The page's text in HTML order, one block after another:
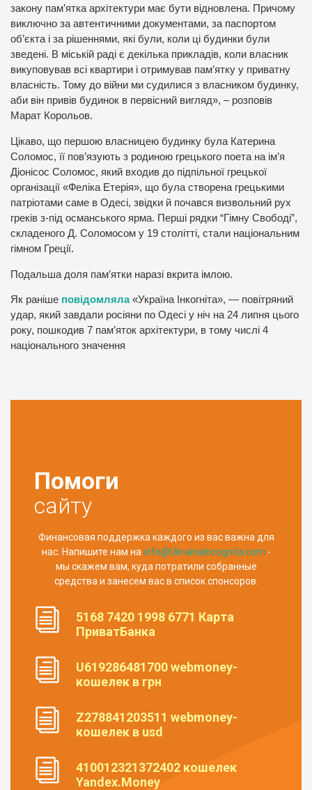
закону пам’ятка архітектури має бути відновлена. Причому
виключно за автентичними документами, за паспортом
об’єкта і за рішеннями, які були, коли ці будинки були
зведені. В міській раді є декілька прикладів, коли власник
викуповував всі квартири і отримував пам’ятку у приватну
власність. Тому до війни ми судилися з власником будинку,
аби він привів будинок в первісний вигляд», – розповів
Марат Корольов.
Цікаво, що першою власницею будинку була Катерина
Соломос, її пов’язують з родиною грецького поета на ім’я
Діонісос Соломос, який входив до підпільної грецької
організації «Феліка Етерія», що була створена грецькими
патріотами саме в Одесі, звідки й почався визвольний рух
греків з-під османського ярма. Перші рядки “Гімну Свободі”,
складеного Д. Соломосом у 19 столітті, стали національним
гімном Греції.
Подальша доля пам’ятки наразі вкрита імлою.
Як раніше повідомляла «Україна Інкогніта», — повітряний
удар, який завдали росіяни по Одесі у ніч на 24 липня цього
року, пошкодив 7 пам’яток архітектури, в тому числі 4
національного значення
Помоги
сайту
Финансовая поддержка каждого из вас важна для
нас. Напишите нам на info@UkrainaIncognita.com -
мы скажем вам, куда потратили собранные
средства и занесем вас в список спонсоров.
5168 7420 1998 6771 Карта
ПриватБанка
U619286481700 webmoney-
кошелек в грн
Z278841203511 webmoney-
кошелек в usd
410012321372402 кошелек
Yandex.Money